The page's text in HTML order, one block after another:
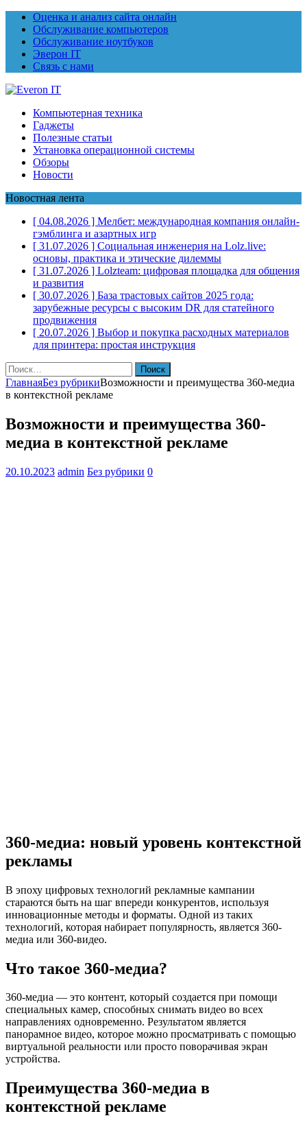
Оценка и анализ сайта онлайн
Обслуживание компьютеров
Обслуживание ноутбуков
Эверон IT
Связь с нами
Компьютерная техника
Гаджеты
Полезные статьи
Установка операционной системы
Обзоры
Новости
Новостная лента
[ 04.08.2026 ] Мелбет: международная компания онлайн-
гэмблинга и азартных игр
[ 31.07.2026 ] Социальная инженерия на Lolz.live:
основы, практика и этические дилеммы
[ 31.07.2026 ] Lolzteam: цифровая площадка для общения
и развития
[ 30.07.2026 ] База трастовых сайтов 2025 года:
зарубежные ресурсы с высоким DR для статейного
продвижения
[ 20.07.2026 ] Выбор и покупка расходных материалов
для принтера: простая инструкция
Найти:
ГлавнаяБез рубрикиВозможности и преимущества 360-медиа
в контекстной рекламе
Возможности и преимущества 360-
медиа в контекстной рекламе
20.10.2023 admin Без рубрики 0
360-медиа: новый уровень контекстной
рекламы
В эпоху цифровых технологий рекламные кампании
стараются быть на шаг впереди конкурентов, используя
инновационные методы и форматы. Одной из таких
технологий, которая набирает популярность, является 360-
медиа или 360-видео.
Что такое 360-медиа?
360-медиа — это контент, который создается при помощи
специальных камер, способных снимать видео во всех
направлениях одновременно. Результатом является
панорамное видео, которое можно просматривать с помощью
виртуальной реальности или просто поворачивая экран
устройства.
Преимущества 360-медиа в
контекстной рекламе